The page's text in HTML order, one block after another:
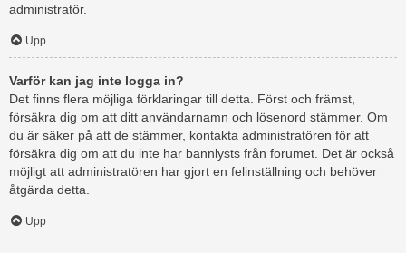
administratör.
Upp
Varför kan jag inte logga in?
Det finns flera möjliga förklaringar till detta. Först och främst,
försäkra dig om att ditt användarnamn och lösenord stämmer. Om
du är säker på att de stämmer, kontakta administratören för att
försäkra dig om att du inte har bannlysts från forumet. Det är också
möjligt att administratören har gjort en felinställning och behöver
åtgärda detta.
Upp